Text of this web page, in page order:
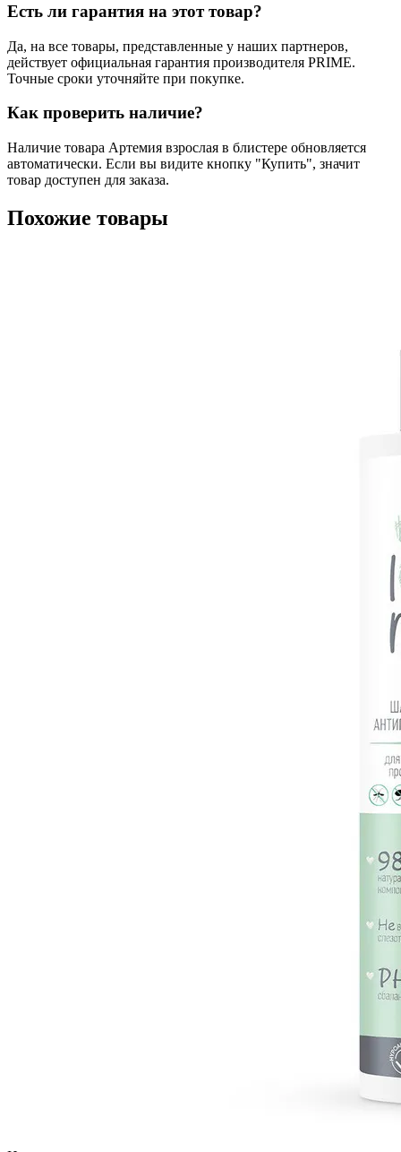
Есть ли гарантия на этот товар?
Да, на все товары, представленные у наших партнеров,
действует официальная гарантия производителя PRIME.
Точные сроки уточняйте при покупке.
Как проверить наличие?
Наличие товара Артемия взрослая в блистере обновляется
автоматически. Если вы видите кнопку "Купить", значит
товар доступен для заказа.
Похожие товары